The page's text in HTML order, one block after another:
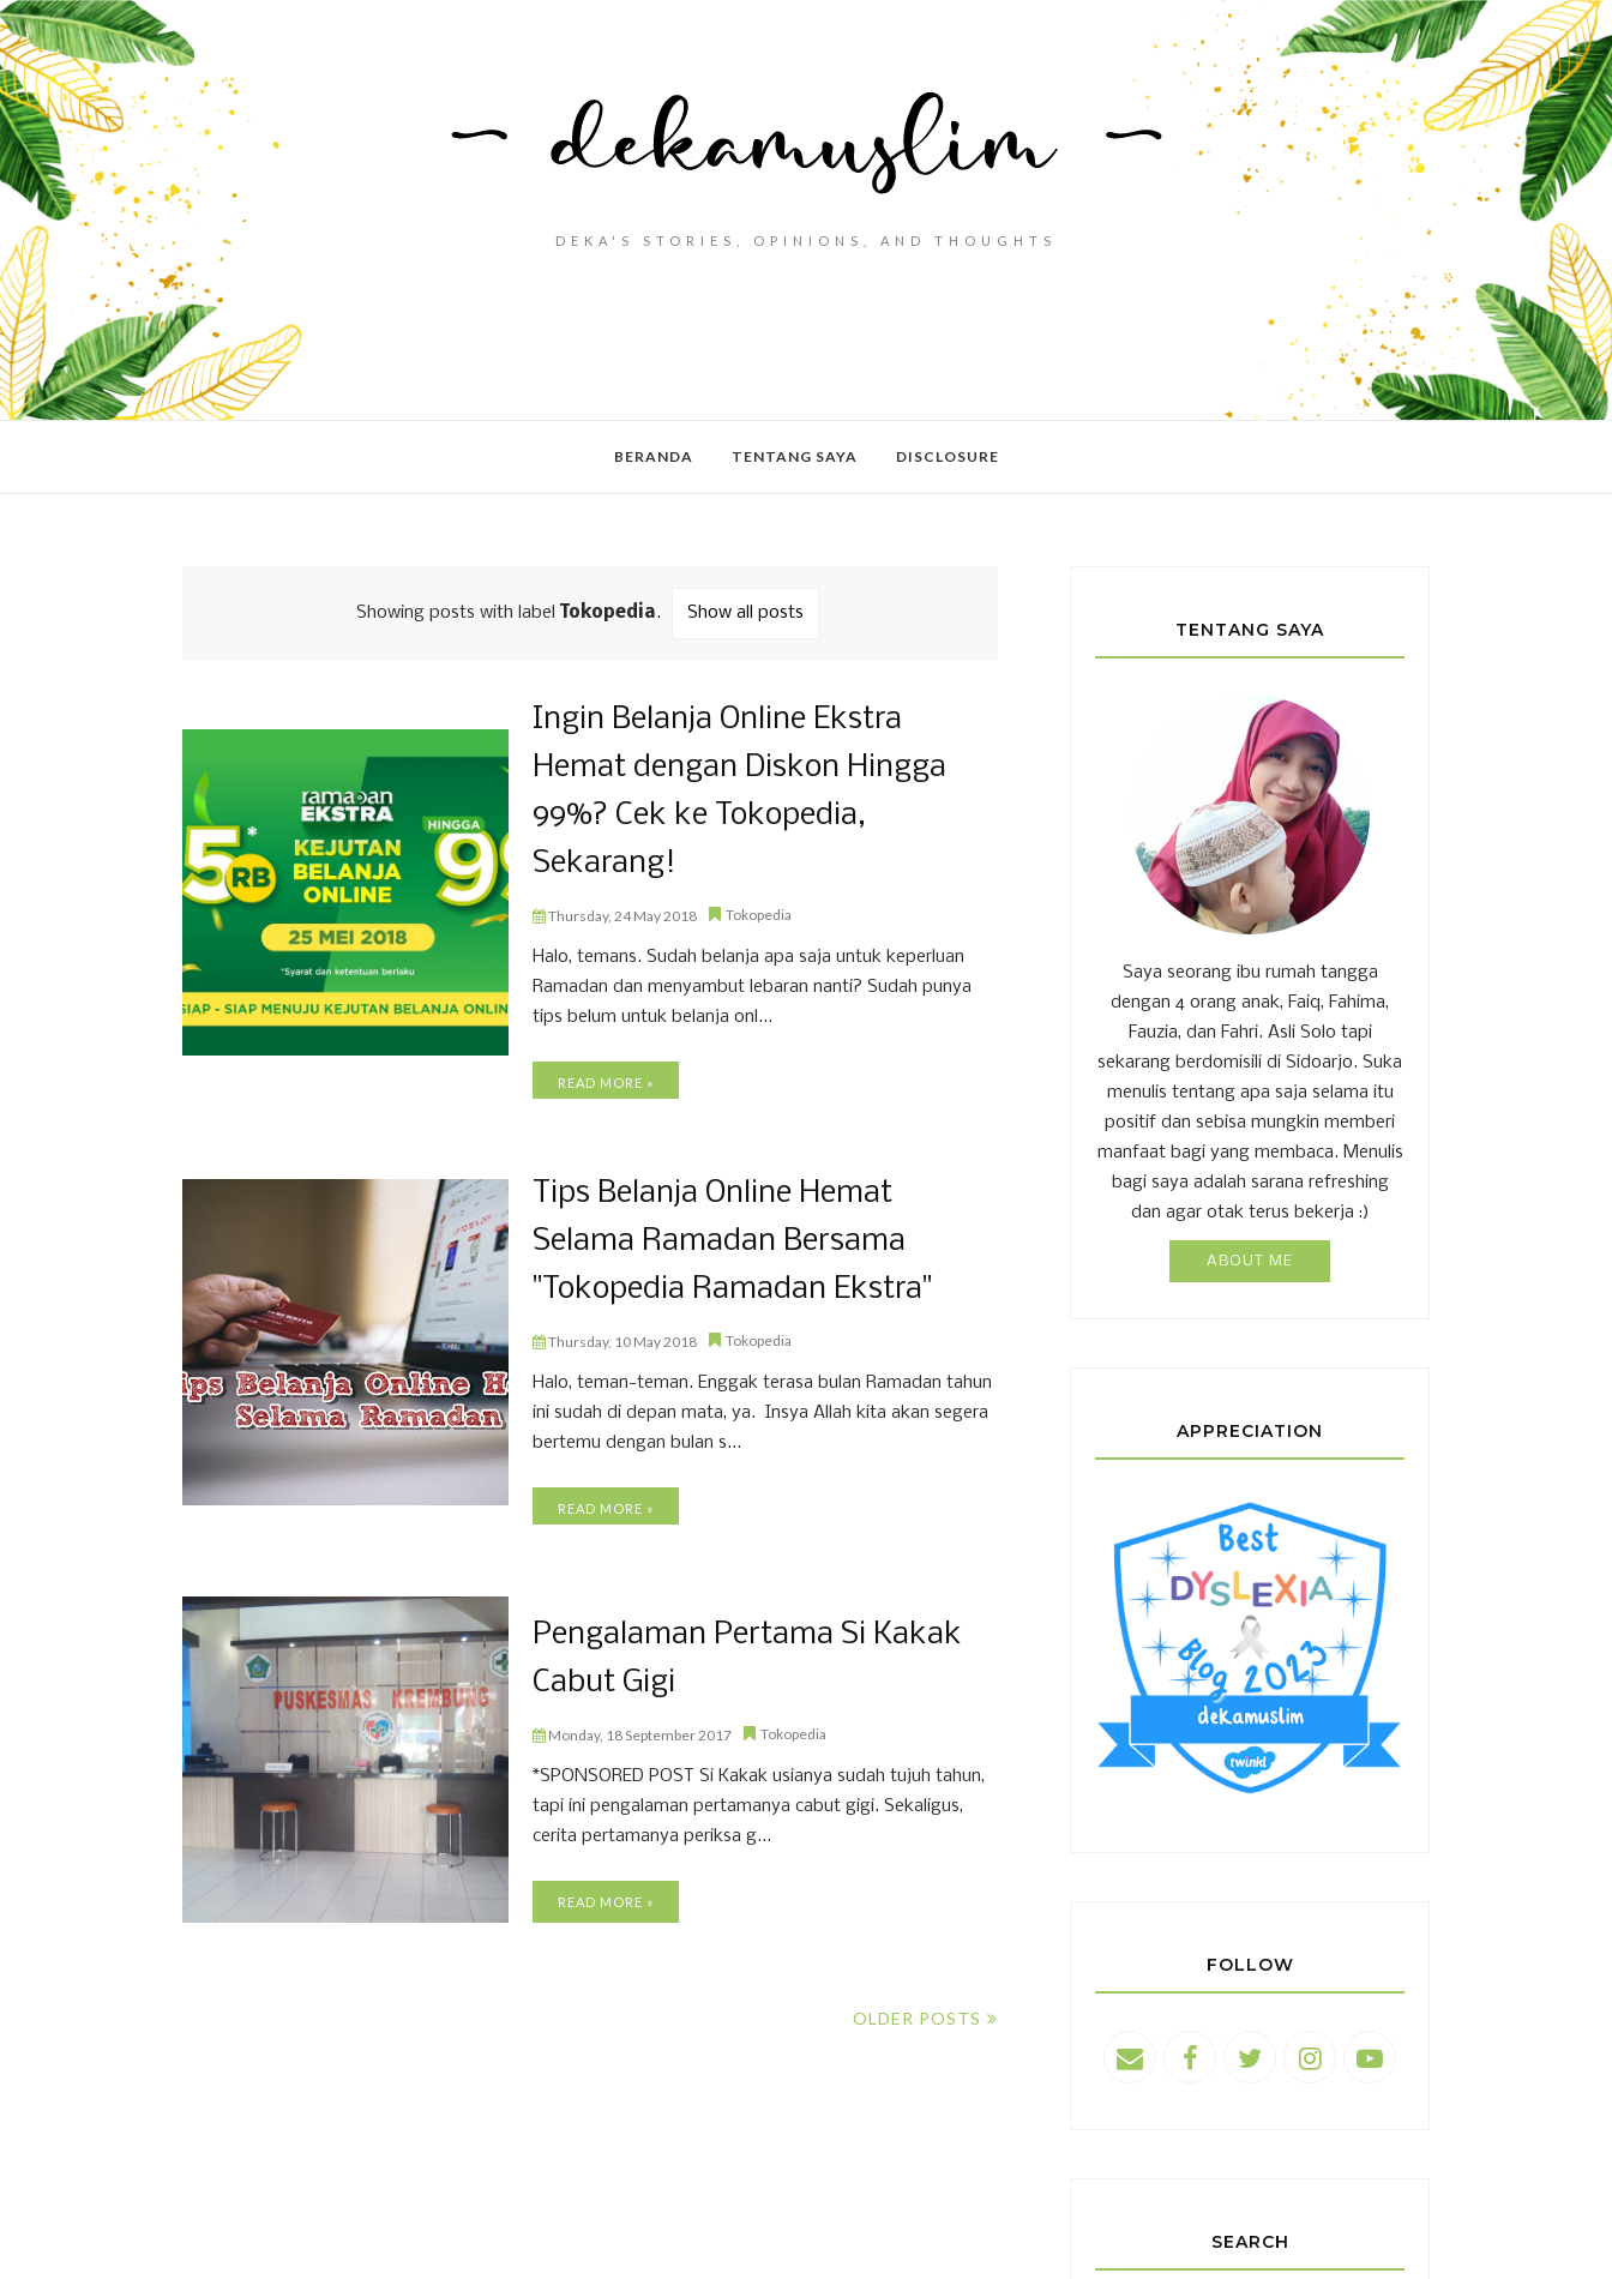
DEKA'S STORIES, OPINIONS, AND THOUGHTS
BERANDA TENTANG SAYA DISCLOSURE
Showing posts with label Tokopedia. Show all posts
Ingin Belanja Online Ekstra
Hemat dengan Diskon Hingga
99%? Cek ke Tokopedia,
Sekarang!
Thursday, 24 May 2018 Tokopedia
Halo, temans. Sudah belanja apa saja untuk keperluan
Ramadan dan menyambut lebaran nanti? Sudah punya
tips belum untuk belanja onl...
READ MORE »
Tips Belanja Online Hemat
Selama Ramadan Bersama
"Tokopedia Ramadan Ekstra"
Thursday, 10 May 2018 Tokopedia
Halo, teman-teman. Enggak terasa bulan Ramadan tahun
ini sudah di depan mata, ya. Insya Allah kita akan segera
bertemu dengan bulan s...
READ MORE »
Pengalaman Pertama Si Kakak
Cabut Gigi
Monday, 18 September 2017 Tokopedia
*SPONSORED POST Si Kakak usianya sudah tujuh tahun,
tapi ini pengalaman pertamanya cabut gigi. Sekaligus,
cerita pertamanya periksa g...
READ MORE »
OLDER POSTS
TENTANG SAYA
Saya seorang ibu rumah tangga
dengan 4 orang anak, Faiq, Fahima,
Fauzia, dan Fahri. Asli Solo tapi
sekarang berdomisili di Sidoarjo. Suka
menulis tentang apa saja selama itu
positif dan sebisa mungkin memberi
manfaat bagi yang membaca. Menulis
bagi saya adalah sarana refreshing
dan agar otak terus bekerja :)
ABOUT ME
APPRECIATION
FOLLOW
SEARCH